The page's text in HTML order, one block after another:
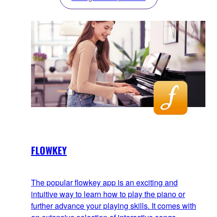
FLOWKEY
The popular flowkey app is an exciting and
intuitive way to learn how to play the piano or
further advance your playing skills. It comes with